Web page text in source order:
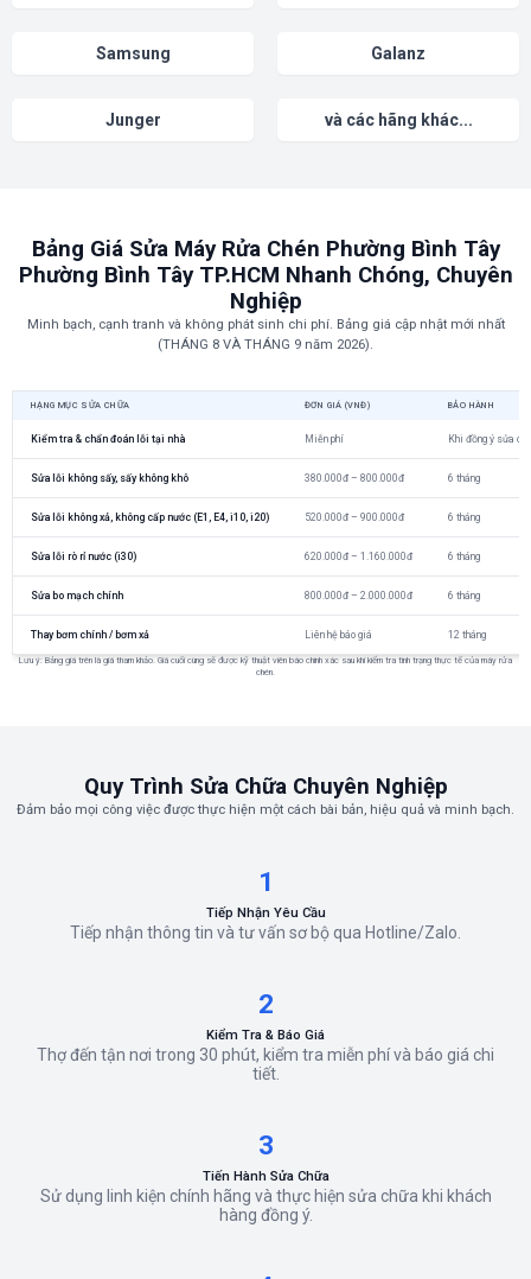
Samsung Galanz
Junger và các hãng khác...
Bảng Giá Sửa Máy Rửa Chén Phường Bình Tây
Phường Bình Tây TP.HCM Nhanh Chóng, Chuyên
Nghiệp
Minh bạch, cạnh tranh và không phát sinh chi phí. Bảng giá cập nhật mới nhất
(THÁNG 8 VÀ THÁNG 9 năm 2026).
HẠNG MỤC SỬA CHỮA ĐƠN GIÁ (VNĐ) BẢO HÀNH
Kiểm tra & chẩn đoán lỗi tại nhà Miễn phí Khi đồng ý sửa
Sửa lỗi không sấy, sấy không khô 380.000đ – 800.000đ 6 tháng
Sửa lỗi không xả, không cấp nước (E1, E4, i10, i20) 520.000đ – 900.000đ 6 tháng
Sửa lỗi rò rỉ nước (i30) 620.000đ – 1.160.000đ 6 tháng
Sửa bo mạch chính 800.000đ – 2.000.000đ 6 tháng
Thay bơm chính / bơm xả Liên hệ báo giá 12 tháng
Lưu ý: Bảng giá trên là giá tham khảo. Giá cuối cùng sẽ được kỹ thuật viên báo chính xác sau khi kiểm tra tình trạng thực tế của máy rửa
chén.
Quy Trình Sửa Chữa Chuyên Nghiệp
Đảm bảo mọi công việc được thực hiện một cách bài bản, hiệu quả và minh bạch.
1
Tiếp Nhận Yêu Cầu
Tiếp nhận thông tin và tư vấn sơ bộ qua Hotline/Zalo.
2
Kiểm Tra & Báo Giá
Thợ đến tận nơi trong 30 phút, kiểm tra miễn phí và báo giá chi
tiết.
3
Tiến Hành Sửa Chữa
Sử dụng linh kiện chính hãng và thực hiện sửa chữa khi khách
hàng đồng ý.